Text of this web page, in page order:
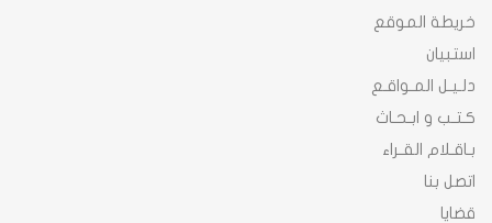
خريطة الموقع
استبيان
دلـيـل المـواقـع
كـتـب و ابـحـاث
بـاقـلام القـراء
اتصل بنا
قضايا